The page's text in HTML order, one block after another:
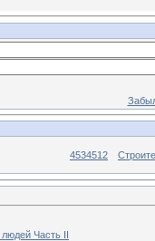
4534512
людей Часть II